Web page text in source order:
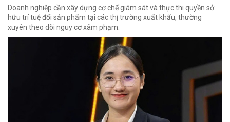
Doanh nghiệp cần xây dựng cơ chế giám sát và thực thi quyền sở
hữu trí tuệ đối sản phẩm tại các thị trường xuất khẩu, thường
xuyên theo dõi nguy cơ xâm phạm.